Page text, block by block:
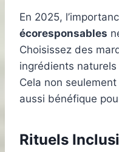
En 2025,
écoresponsables
Choisissez des
ingrédients
Cela non
aussi bénéfique
Rituels